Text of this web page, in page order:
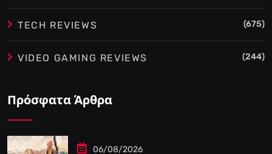
TECH REVIEWS (675)
VIDEO GAMING REVIEWS (244)
Πρόσφατα Άρθρα
06/08/2026